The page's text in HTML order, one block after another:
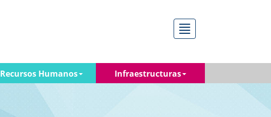
Menú
Recursos Humanos Infraestructuras